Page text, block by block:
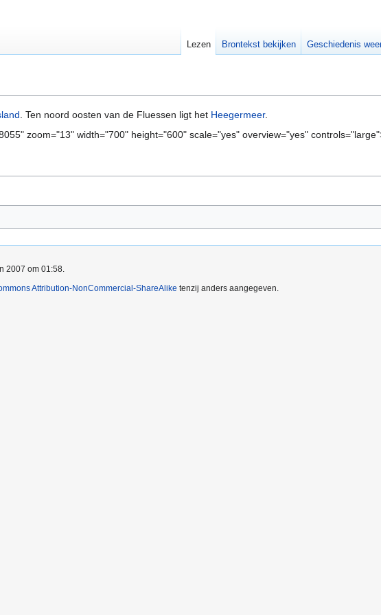
. Ten noord oosten van de Fluessen ligt het Heegermeer.
zoom="13" width="700" height="600" scale="yes" overview="yes"
Lezen Brontekst bekijken Geschiedenis
2007 om 01:58.
Attribution-NonCommercial-ShareAlike tenzij anders aangegeven.